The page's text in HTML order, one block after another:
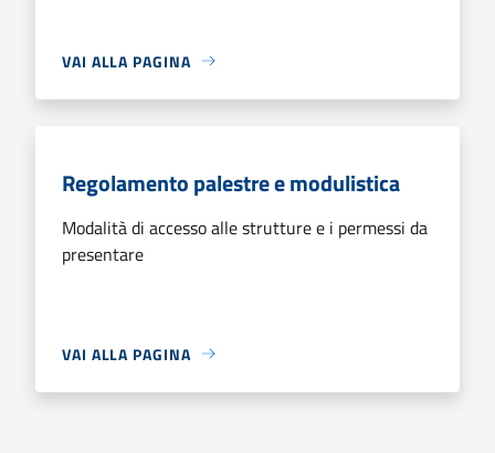
VAI ALLA PAGINA
Regolamento palestre e modulistica
Modalità di accesso alle strutture e i permessi da
presentare
VAI ALLA PAGINA